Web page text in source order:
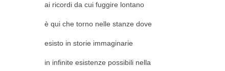
ai ricordi da cui fuggire lontano
è qui che torno nelle stanze dove
esisto in storie immaginarie
in infinite esistenze possibili nella